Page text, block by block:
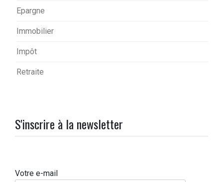
Epargne
Immobilier
Impôt
Retraite
S'inscrire à la newsletter
Votre e-mail